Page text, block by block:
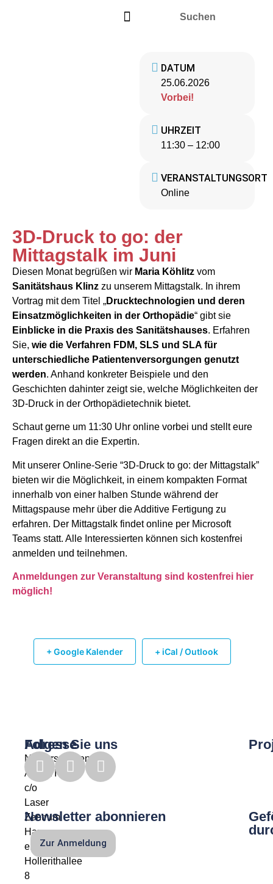
DATUM
25.06.2026
Vorbei!
UHRZEIT
11:30 – 12:00
VERANSTALTUNGSORT
Online
3D-Druck to go: der
Mittagstalk im Juni
Diesen Monat begrüßen wir Maria Köhlitz vom
Sanitätshaus Klinz zu unserem Mittagstalk. In ihrem
Vortrag mit dem Titel „Drucktechnologien und deren
Einsatzmöglichkeiten in der Orthopädie“ gibt sie
Einblicke in die Praxis des Sanitätshauses. Erfahren
Sie, wie die Verfahren FDM, SLS und SLA für
unterschiedliche Patientenversorgungen genutzt
werden. Anhand konkreter Beispiele und den
Geschichten dahinter zeigt sie, welche Möglichkeiten der
3D-Druck in der Orthopädietechnik bietet.
Schaut gerne um 11:30 Uhr online vorbei und stellt eure
Fragen direkt an die Expertin.
Mit unserer Online-Serie “3D-Druck to go: der Mittagstalk”
bieten wir die Möglichkeit, in einem kompakten Format
innerhalb von einer halben Stunde während der
Mittagspause mehr über die Additive Fertigung zu
erfahren. Der Mittagstalk findet online per Microsoft
Teams statt. Alle Interessierten können sich kostenfrei
anmelden und teilnehmen.
Anmeldungen zur Veranstaltung sind kostenfrei hier
möglich!
+ Google Kalender + iCal / Outlook
Adresse
Niedersachsen
ADDITIV
c/o
Laser
Zentrum
Hannover
e.V.
Hollerithallee
8
Folgen Sie uns
Newsletter abonnieren
Zur Anmeldung